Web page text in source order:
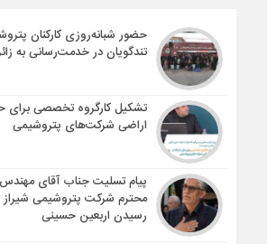
حضور شبانه‌روزی کارکنان
تندگویان در خدمت‌رسانی به
تشکیل کارگروه تخصصی برای
اراضی شرکت‌های پتروشیمی
پیام تسلیت جناب آقای مهندس
محترم شركت پتروشیمی شیراز
رسیدن اربعین حسینی